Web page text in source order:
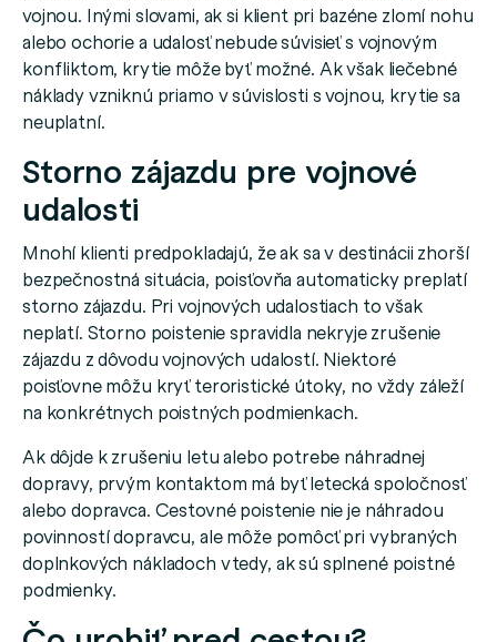
vojnou. Inými slovami, ak si klient pri bazéne zlomí nohu
alebo ochorie a udalosť nebude súvisieť s vojnovým
konfliktom, krytie môže byť možné. Ak však liečebné
náklady vzniknú priamo v súvislosti s vojnou, krytie sa
neuplatní.
Storno zájazdu pre vojnové
udalosti
Mnohí klienti predpokladajú, že ak sa v destinácii zhorší
bezpečnostná situácia, poisťovňa automaticky preplatí
storno zájazdu. Pri vojnových udalostiach to však
neplatí. Storno poistenie spravidla nekryje zrušenie
zájazdu z dôvodu vojnových udalostí. Niektoré
poisťovne môžu kryť teroristické útoky, no vždy záleží
na konkrétnych poistných podmienkach.
Ak dôjde k zrušeniu letu alebo potrebe náhradnej
dopravy, prvým kontaktom má byť letecká spoločnosť
alebo dopravca. Cestovné poistenie nie je náhradou
povinností dopravcu, ale môže pomôcť pri vybraných
doplnkových nákladoch vtedy, ak sú splnené poistné
podmienky.